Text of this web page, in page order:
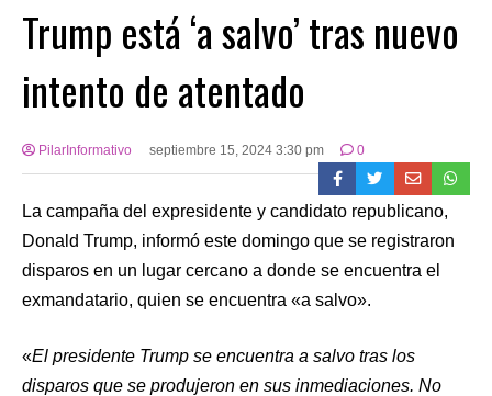
Trump está ‘a salvo’ tras nuevo
intento de atentado
PilarInformativo septiembre 15, 2024 3:30 pm 0
La campaña del expresidente y candidato republicano,
Donald Trump, informó este domingo que se registraron
disparos en un lugar cercano a donde se encuentra el
exmandatario, quien se encuentra «a salvo».
«El presidente Trump se encuentra a salvo tras los
disparos que se produjeron en sus inmediaciones. No